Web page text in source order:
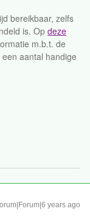
bereikbaar, zelfs
is. Op deze
m.b.t. de
aantal handige
years ago